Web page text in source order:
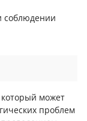
соблюдении
может
проблем